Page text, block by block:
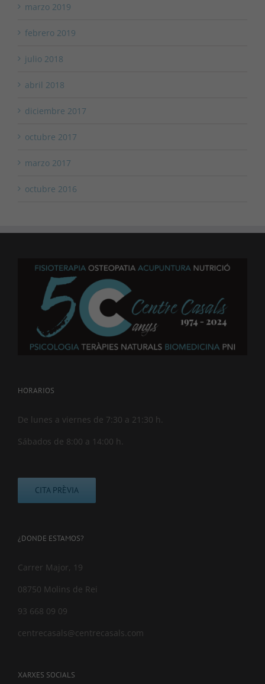
marzo 2019
febrero 2019
julio 2018
abril 2018
diciembre 2017
octubre 2017
marzo 2017
octubre 2016
HORARIOS
De lunes a viernes de 7:30 a 21:30 h.
Sábados de 8:00 a 14:00 h.
CITA PRÈVIA
¿DONDE ESTAMOS?
Carrer Major, 19
08750 Molins de Rei
93 668 09 09
centrecasals@centrecasals.com
XARXES SOCIALS